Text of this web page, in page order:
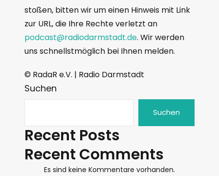
stoßen, bitten wir um einen Hinweis mit Link
zur URL, die Ihre Rechte verletzt an
podcast@radiodarmstadt.de. Wir werden
uns schnellstmöglich bei Ihnen melden.
© RadaR e.V. | Radio Darmstadt
Suchen
Suchen
Recent Posts
Recent Comments
Es sind keine Kommentare vorhanden.